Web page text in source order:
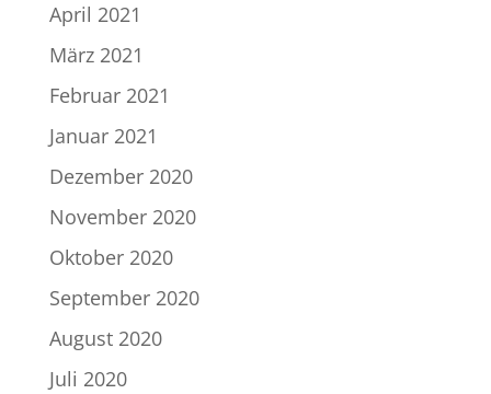
April 2021
März 2021
Februar 2021
Januar 2021
Dezember 2020
November 2020
Oktober 2020
September 2020
August 2020
Juli 2020